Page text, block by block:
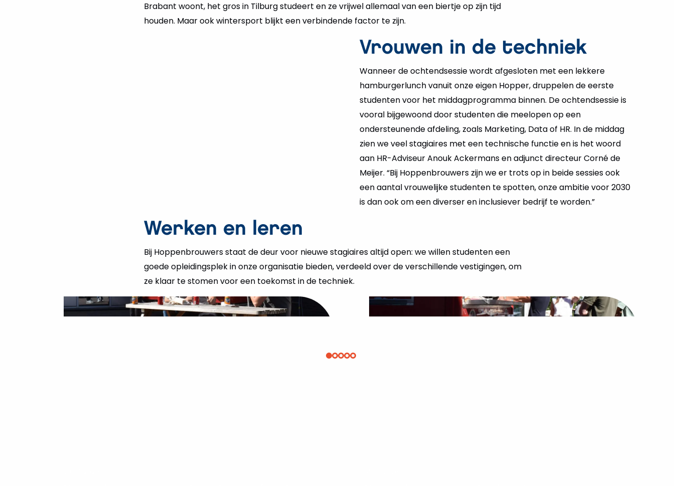
Brabant woont, het gros in Tilburg studeert en ze vrijwel allemaal van een biertje op zijn tijd
houden. Maar ook wintersport blijkt een verbindende factor te zijn.
Vrouwen in de techniek
Wanneer de ochtendsessie wordt afgesloten met een lekkere
hamburgerlunch vanuit onze eigen Hopper, druppelen de eerste
studenten voor het middagprogramma binnen. De ochtendsessie is
vooral bijgewoond door studenten die meelopen op een
ondersteunende afdeling, zoals Marketing, Data of HR. In de middag
zien we veel stagiaires met een technische functie en is het woord
aan HR-Adviseur Anouk Ackermans en adjunct directeur Corné de
Meijer. “Bij Hoppenbrouwers zijn we er trots op in beide sessies ook
een aantal vrouwelijke studenten te spotten, onze ambitie voor 2030
is dan ook om een diverser en inclusiever bedrijf te worden.”
Werken en leren
Bij Hoppenbrouwers staat de deur voor nieuwe stagiaires altijd open: we willen studenten een
goede opleidingsplek in onze organisatie bieden, verdeeld over de verschillende vestigingen, om
ze klaar te stomen voor een toekomst in de techniek.